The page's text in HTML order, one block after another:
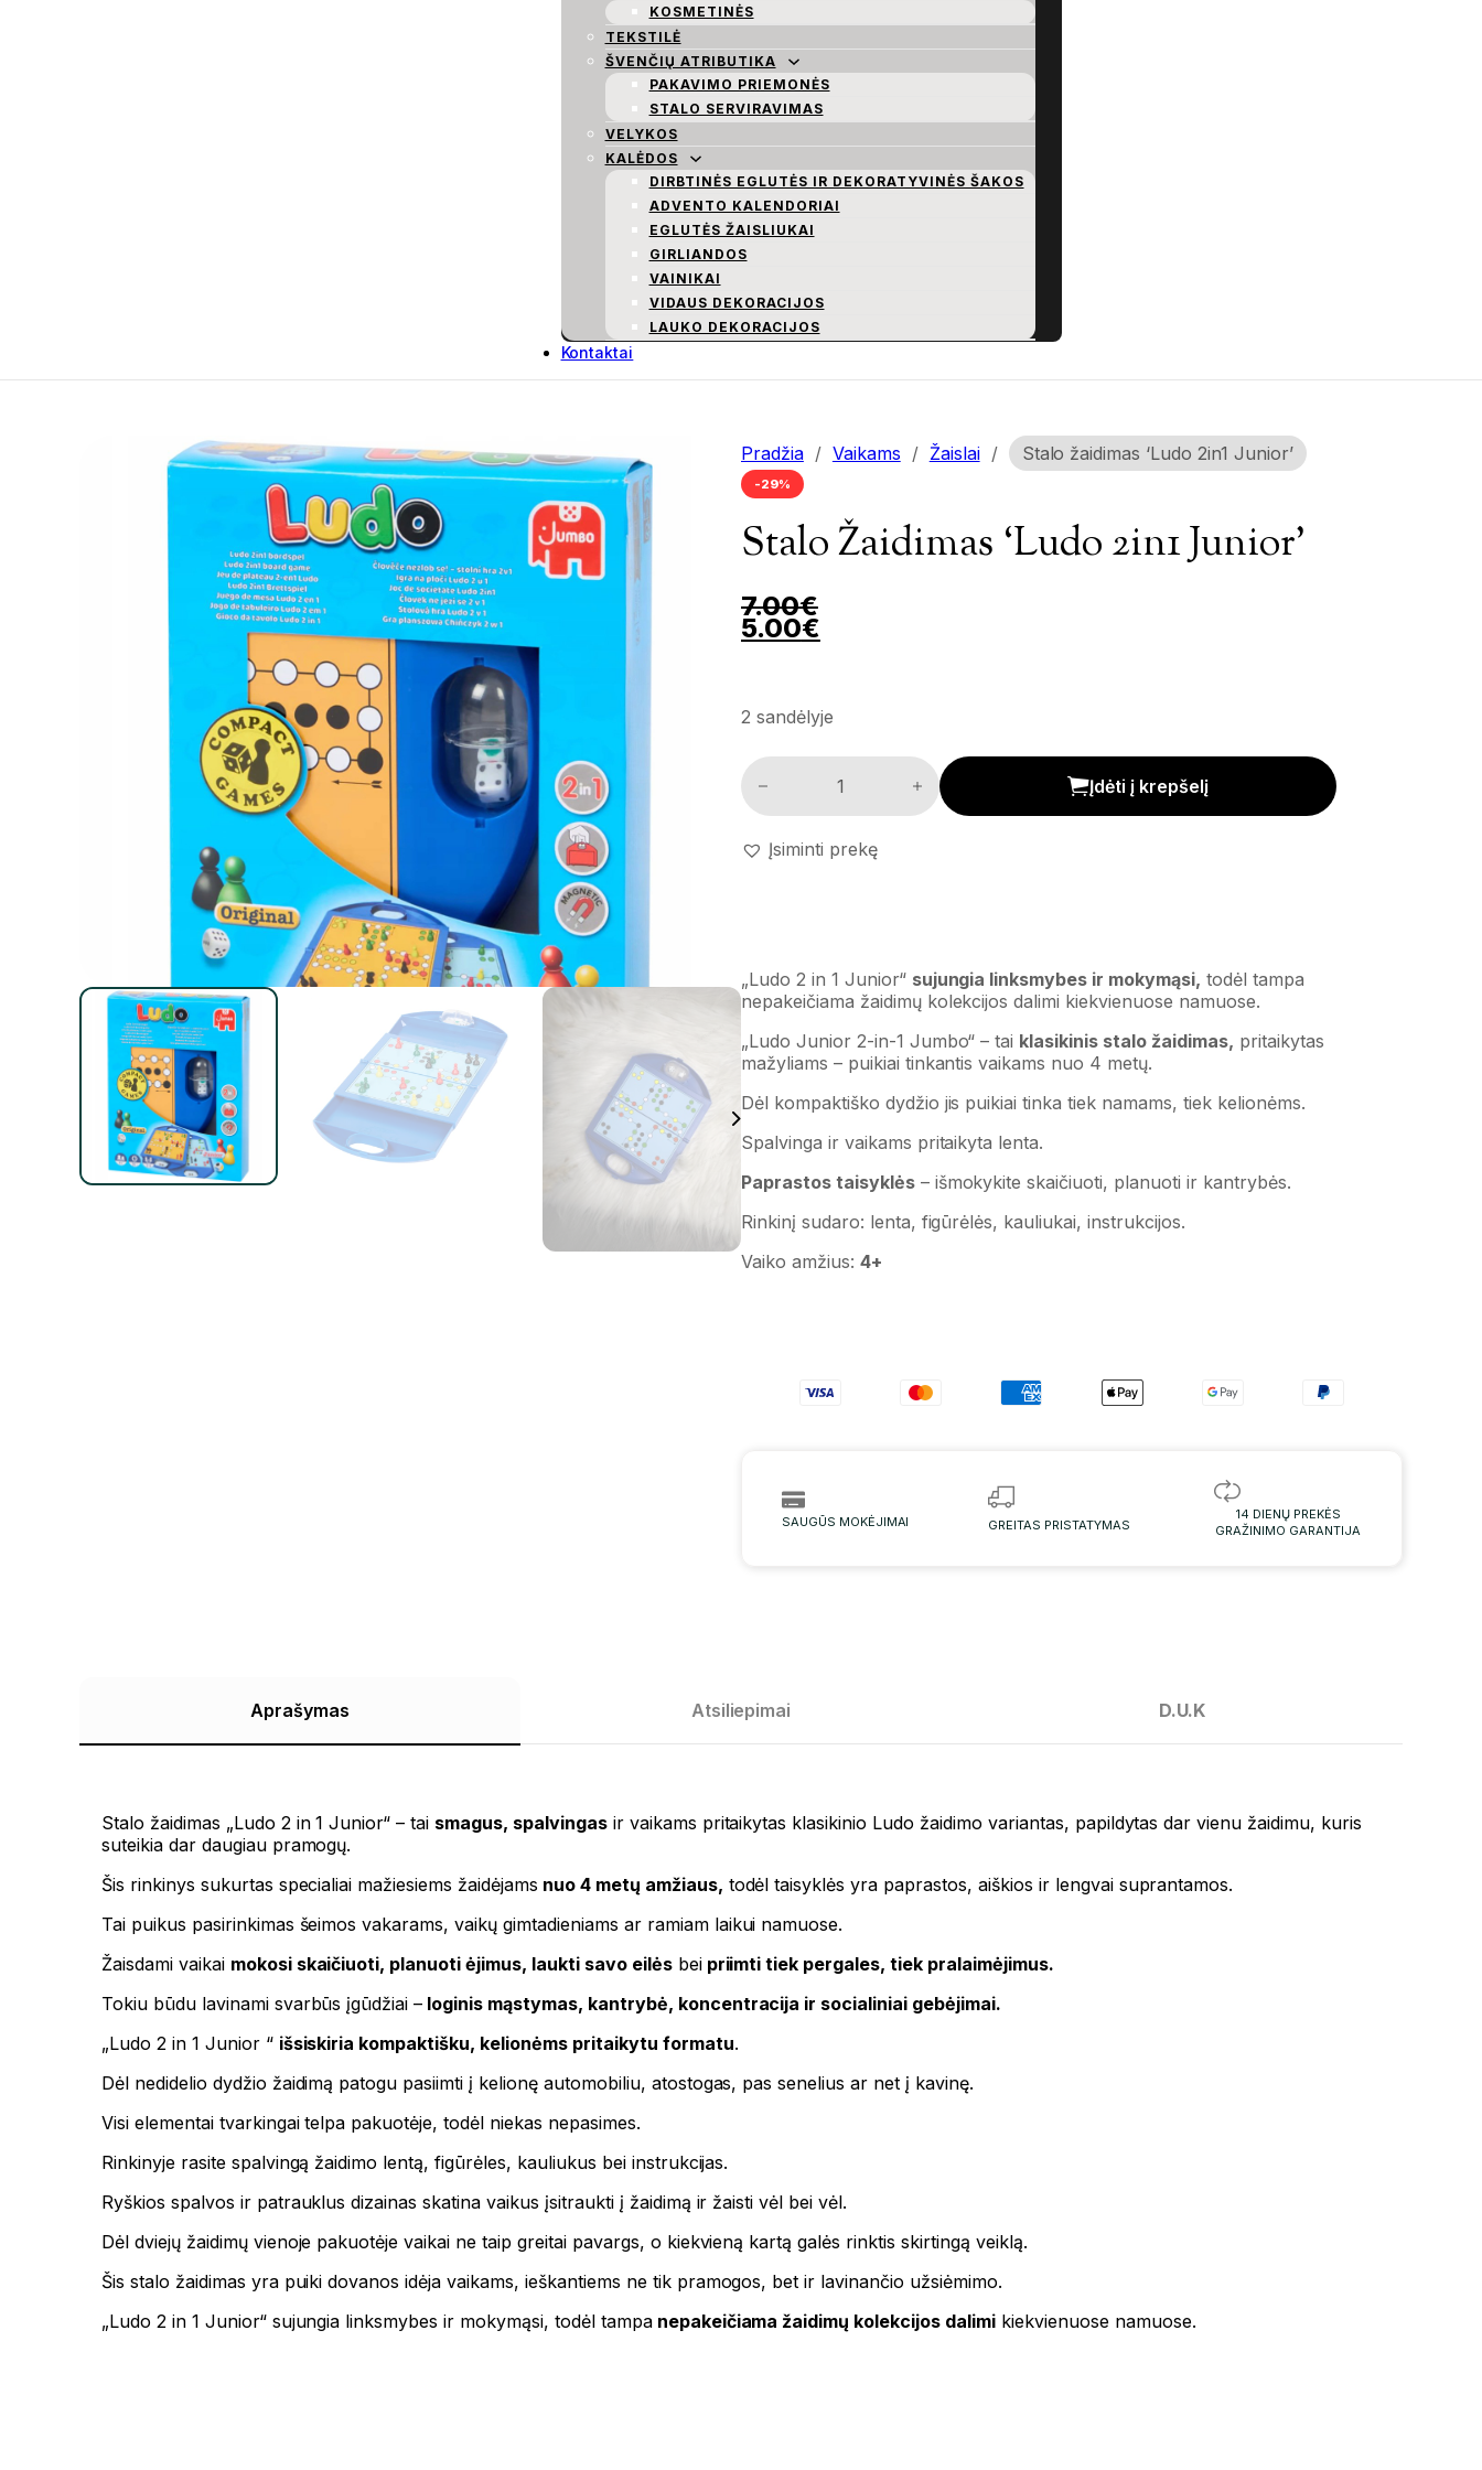
KOSMETINĖS
TEKSTILĖ
ŠVENČIŲ ATRIBUTIKA
PAKAVIMO PRIEMONĖS
STALO SERVIRAVIMAS
VELYKOS
KALĖDOS
DIRBTINĖS EGLUTĖS IR DEKORATYVINĖS ŠAKOS
ADVENTO KALENDORIAI
EGLUTĖS ŽAISLIUKAI
GIRLIANDOS
VAINIKAI
VIDAUS DEKORACIJOS
LAUKO DEKORACIJOS
Kontaktai
Pradžia / Vaikams / Žaislai / Stalo žaidimas ‘Ludo 2in1 Junior’
-29%
Stalo Žaidimas ‘Ludo 2in1 Junior’
7.00€
Pradinė kaina buvo: 7.00€.
5.00€Dabartinė kaina yra: 5.00€.
2 sandėlyje
Stalo žaidimas 'Ludo 2in1 Junior' kiekis
Įdėti į krepšelį
Įsiminti prekę
„Ludo 2 in 1 Junior“ sujungia linksmybes ir mokymąsi, todėl tampa
nepakeičiama žaidimų kolekcijos dalimi kiekvienuose namuose.
„Ludo Junior 2-in-1 Jumbo“ – tai klasikinis stalo žaidimas, pritaikytas
mažyliams – puikiai tinkantis vaikams nuo 4 metų.
Dėl kompaktiško dydžio jis puikiai tinka tiek namams, tiek kelionėms.
Spalvinga ir vaikams pritaikyta lenta.
Paprastos taisyklės– išmokykite skaičiuoti, planuoti ir kantrybės.
Rinkinį sudaro: lenta, figūrėlės, kauliukai, instrukcijos.
Vaiko amžius: 4+
SAUGŪS MOKĖJIMAI GREITAS PRISTATYMAS
14 DIENŲ PREKĖS
GRAŽINIMO GARANTIJA
Aprašymas Atsiliepimai D.U.K
Stalo žaidimas „Ludo 2 in 1 Junior“ – tai smagus, spalvingasir vaikams pritaikytas klasikinio Ludo žaidimo variantas, papildytas dar vienu žaidimu, kuris
suteikia dar daugiau pramogų.
Šis rinkinys sukurtas specialiai mažiesiems žaidėjams nuo 4 metų amžiaus, todėl taisyklės yra paprastos, aiškios ir lengvai suprantamos.
Tai puikus pasirinkimas šeimos vakarams, vaikų gimtadieniams ar ramiam laikui namuose.
Žaisdami vaikai mokosi skaičiuoti, planuoti ėjimus, laukti savo eilėsbeipriimti tiek pergales, tiek pralaimėjimus.
Tokiu būdu lavinami svarbūs įgūdžiai – loginis mąstymas, kantrybė, koncentracija ir socialiniai gebėjimai.
„Ludo 2 in 1 Junior “ išsiskiria kompaktišku, kelionėms pritaikytu formatu.
Dėl nedidelio dydžio žaidimą patogu pasiimti į kelionę automobiliu, atostogas, pas senelius ar net į kavinę.
Visi elementai tvarkingai telpa pakuotėje, todėl niekas nepasimes.
Rinkinyje rasite spalvingą žaidimo lentą, figūrėles, kauliukus bei instrukcijas.
Ryškios spalvos ir patrauklus dizainas skatina vaikus įsitraukti į žaidimą ir žaisti vėl bei vėl.
Dėl dviejų žaidimų vienoje pakuotėje vaikai ne taip greitai pavargs, o kiekvieną kartą galės rinktis skirtingą veiklą.
Šis stalo žaidimas yra puiki dovanos idėja vaikams, ieškantiems ne tik pramogos, bet ir lavinančio užsiėmimo.
„Ludo 2 in 1 Junior“ sujungia linksmybes ir mokymąsi, todėl tampanepakeičiama žaidimų kolekcijos dalimikiekvienuose namuose.